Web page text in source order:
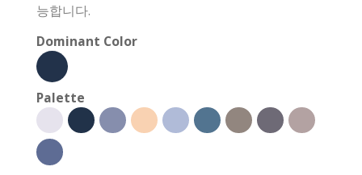
능합니다.
Dominant Color
Palette